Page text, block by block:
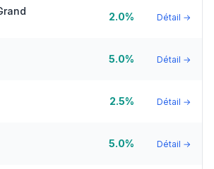
2.0% Détail →
5.0% Détail →
2.5% Détail →
5.0% Détail →